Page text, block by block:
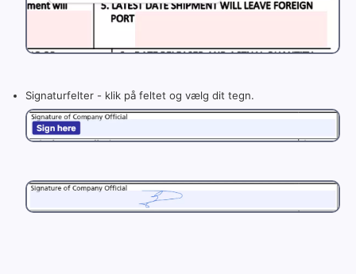
Signaturfelter - klik på feltet og vælg dit tegn.